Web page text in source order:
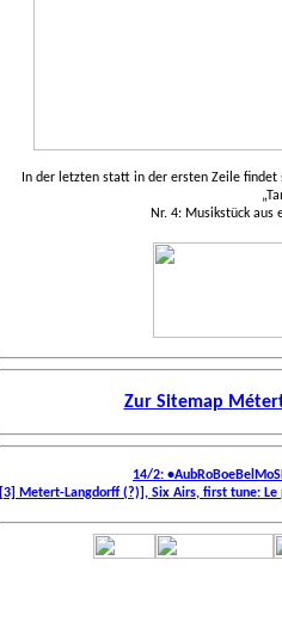
In der letzten statt in der ersten Zeile
Nr. 4: Musikstück
Zur Sitemap
14/2:
[3] Metert-Langdorff (?)], Six Airs, first tune: